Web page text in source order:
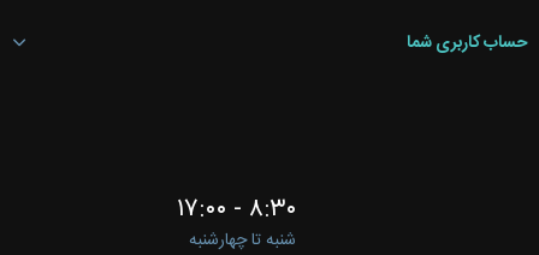
حساب کاربری شما
۸:۳۰ - ۱۷:۰۰
شنبه تا چهارشنبه